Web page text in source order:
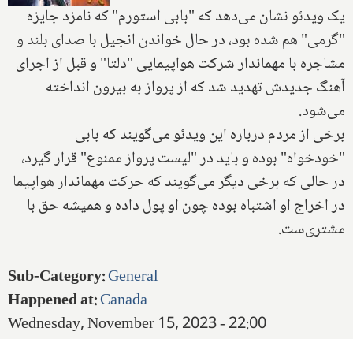
یک ویدئو نشان می‌دهد که "بابی استورم" که نامزد جایزه
"گرمی" هم شده بود، در حال خواندن انجیل با صدای بلند و
مشاجره با مهماندار شرکت هواپیمایی "دلتا" و قبل از اجرای
آهنگ جدیدش تهدید شد که از پرواز به بیرون انداخته
می‌شود.
برخی از مردم درباره این ویدئو می‌گویند که بابی
"خودخواه" بوده و باید در "لیست پرواز ممنوع" قرار گیرد،
در حالی که برخی دیگر می‌گویند که حرکت مهماندار هواپیما
در اخراج او اشتباه بوده چون او پول داده و همیشه حق با
مشتری‌ست.
Sub-Category:General
Happened at:Canada
Wednesday, November 15, 2023 - 22:00